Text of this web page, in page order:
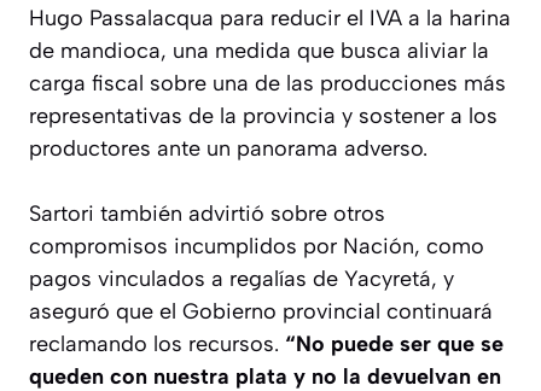
Hugo Passalacqua para reducir el IVA a la harina
de mandioca, una medida que busca aliviar la
carga fiscal sobre una de las producciones más
representativas de la provincia y sostener a los
productores ante un panorama adverso.
Sartori también advirtió sobre otros
compromisos incumplidos por Nación, como
pagos vinculados a regalías de Yacyretá, y
aseguró que el Gobierno provincial continuará
reclamando los recursos. “No puede ser que se
queden con nuestra plata y no la devuelvan en